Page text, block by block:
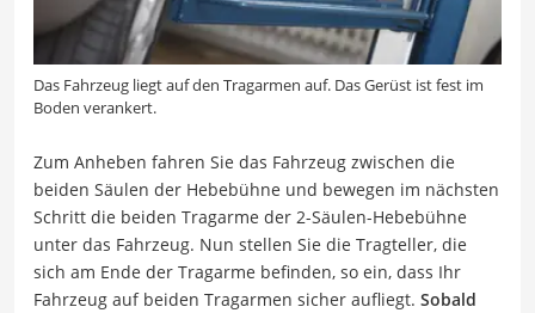
Das Fahrzeug liegt auf den Tragarmen auf. Das Gerüst ist fest im
Boden verankert.
Zum Anheben fahren Sie das Fahrzeug zwischen die
beiden Säulen der Hebebühne und bewegen im nächsten
Schritt die beiden Tragarme der 2-Säulen-Hebebühne
unter das Fahrzeug. Nun stellen Sie die Tragteller, die
sich am Ende der Tragarme befinden, so ein, dass Ihr
Fahrzeug auf beiden Tragarmen sicher aufliegt. Sobald